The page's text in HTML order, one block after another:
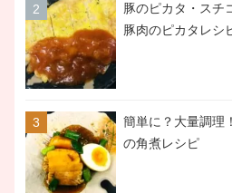
豚のピカタ・スチ
豚肉のピカタレシ
簡単に？大量調理
の角煮レシピ